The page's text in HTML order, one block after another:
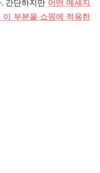
간단하지만 어떤 메세지
부분을 쇼핑에 적용한